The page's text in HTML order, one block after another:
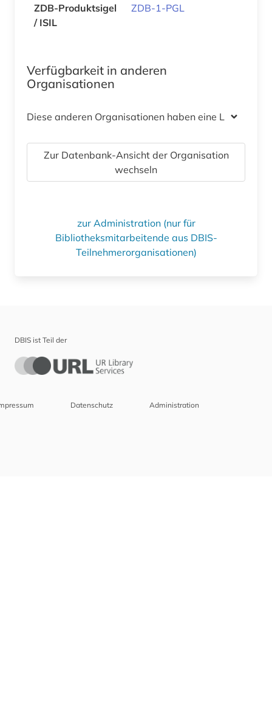
ZDB-Produktsigel
/ ISIL
ZDB-1-PGL
Verfügbarkeit in anderen
Organisationen
Diese anderen Organisationen haben eine Lizenz
Zur Datenbank-Ansicht der Organisation
wechseln
zur Administration (nur für
Bibliotheksmitarbeitende aus DBIS-
Teilnehmerorganisationen)
DBIS ist Teil der
Datenschutz Administration